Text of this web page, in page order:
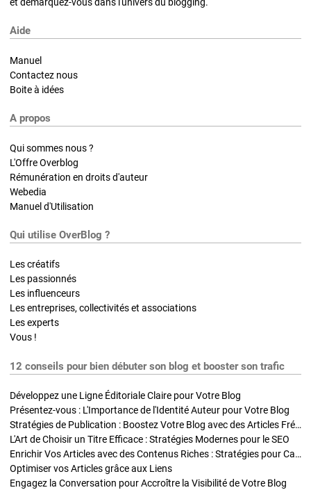
Aide
Manuel
Contactez nous
Boite à idées
A propos
Qui sommes nous ?
L'Offre Overblog
Rémunération en droits d'auteur
Webedia
Manuel d'Utilisation
Qui utilise OverBlog ?
Les créatifs
Les passionnés
Les influenceurs
Les entreprises, collectivités et associations
Les experts
Vous !
12 conseils pour bien débuter son blog et booster son trafic
Développez une Ligne Éditoriale Claire pour Votre Blog
Présentez-vous : L'Importance de l'Identité Auteur pour Votre Blog
Stratégies de Publication : Boostez Votre Blog avec des Articles Fréquents et Exclusifs
L'Art de Choisir un Titre Efficace : Stratégies Modernes pour le SEO
Enrichir Vos Articles avec des Contenus Riches : Stratégies pour Captiver et Optimiser
Optimiser vos Articles grâce aux Liens
Engagez la Conversation pour Accroître la Visibilité de Votre Blog